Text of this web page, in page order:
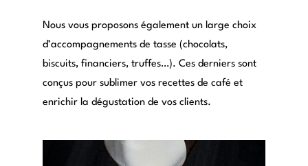
Nous vous proposons également un large choix
d’accompagnements de tasse (chocolats,
biscuits, financiers, truffes…).Ces derniers sont
conçus pour sublimer vos recettes de café et
enrichir la dégustation de vos clients.